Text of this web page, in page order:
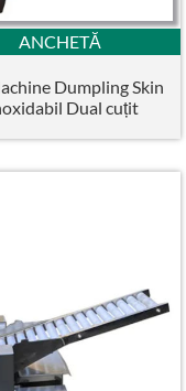
ANCHETĂ
Dumpling Skin
Dual cuțit